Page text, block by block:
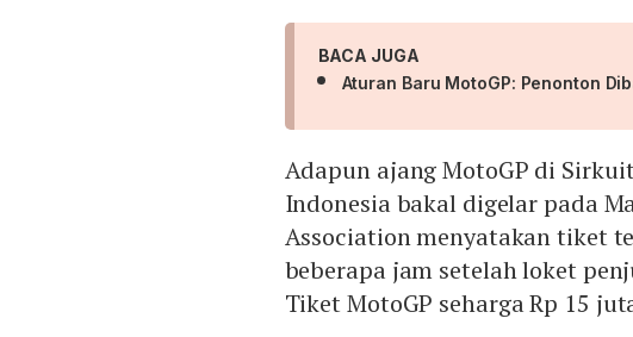
BACA JUGA
Aturan Baru MotoGP: Penonton
Adapun ajang MotoGP di
Indonesia bakal digelar pada
Association menyatakan tiket
beberapa jam setelah loket
Tiket MotoGP seharga Rp 15